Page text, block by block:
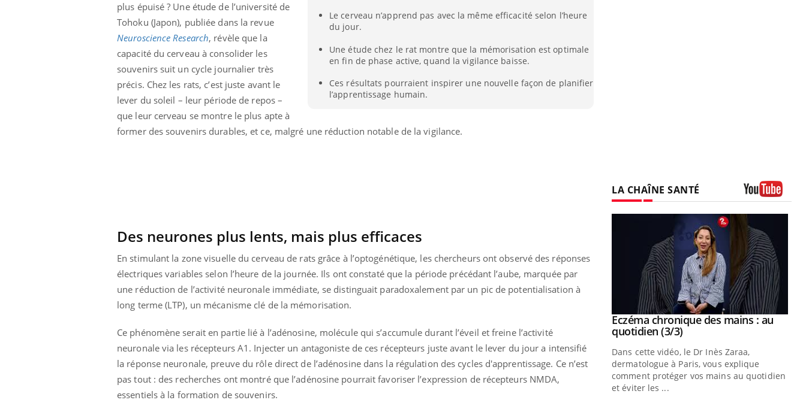
Le cerveau n’apprend pas avec la même efficacité selon l’heure
du jour.
Une étude chez le rat montre que la mémorisation est optimale
en fin de phase active, quand la vigilance baisse.
Ces résultats pourraient inspirer une nouvelle façon de planifier
l’apprentissage humain.
plus épuisé ? Une étude de l’université de
Tohoku (Japon), publiée dans la revue
Neuroscience Research, révèle que la
capacité du cerveau à consolider les
souvenirs suit un cycle journalier très
précis. Chez les rats, c’est juste avant le
lever du soleil – leur période de repos –
que leur cerveau se montre le plus apte à
former des souvenirs durables, et ce, malgré une réduction notable de la vigilance.
Des neurones plus lents, mais plus efficaces
En stimulant la zone visuelle du cerveau de rats grâce à l’optogénétique, les chercheurs ont observé des réponses
électriques variables selon l’heure de la journée. Ils ont constaté que la période précédant l’aube, marquée par
une réduction de l’activité neuronale immédiate, se distinguait paradoxalement par un pic de potentialisation à
long terme (LTP), un mécanisme clé de la mémorisation.
Ce phénomène serait en partie lié à l’adénosine, molécule qui s’accumule durant l’éveil et freine l’activité
neuronale via les récepteurs A1. Injecter un antagoniste de ces récepteurs juste avant le lever du jour a intensifié
la réponse neuronale, preuve du rôle direct de l’adénosine dans la régulation des cycles d'apprentissage. Ce n’est
pas tout : des recherches ont montré que l’adénosine pourrait favoriser l’expression de récepteurs NMDA,
essentiels à la formation de souvenirs.
LA CHAÎNE SANTÉ
faciliter l’accès à la médecine
Youtube
Un établissement lié à un groupe
mutualiste innove en matière de bilan de
santé : l'utilisation d'un « jumeau
numérique » permet ...
Coup de food sur le diabète, c'est votre
nouveau rendez-vous culinaire qui
bouscule les idées reçues ! Dans cet
épisode, une ...
être globalYoutube
"Les rendez-vous de la santé et de la
qualité de vie au travail" de Pourquoi
Docteur reçoivent Régis Blugeon, DRH et
directeur ...
Youtube
Eczéma chronique des mains : au
quotidien (3/3)Youtube
Dans cette vidéo, le Dr Inès Zaraa,
dermatologue à Paris, vous explique
comment protéger vos mains au quotidien
et éviter les ...